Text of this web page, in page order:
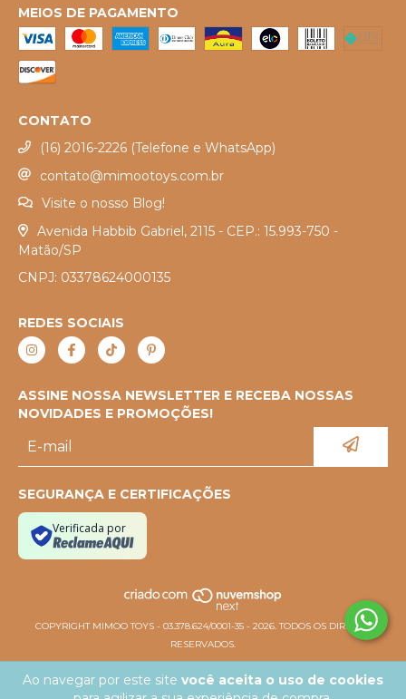
Ao navegar por este site você aceita o uso de cookies
MEIOS DE PAGAMENTO
CONTATO
(16) 2016-2226 (Telefone e WhatsApp)
contato@mimootoys.com.br
Visite o nosso Blog!
Avenida Habbib Gabriel, 2115 - CEP.: 15.993-750 -
Matão/SP
CNPJ: 03378624000135
REDES SOCIAIS
ASSINE NOSSA NEWSLETTER E RECEBA NOSSAS
NOVIDADES E PROMOÇÕES!
SEGURANÇA E CERTIFICAÇÕES
Verificada por
COPYRIGHT MIMOO TOYS - 03.378.624/0001-35 - 2026. TODOS OS DIREITOS
RESERVADOS.